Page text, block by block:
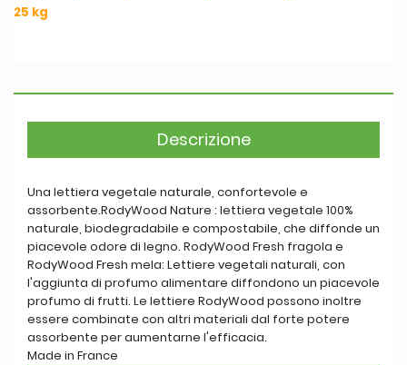
25 kg
Descrizione
Una lettiera vegetale naturale, confortevole e
assorbente.RodyWood Nature : lettiera vegetale 100%
naturale, biodegradabile e compostabile, che diffonde un
piacevole odore di legno. RodyWood Fresh fragola e
RodyWood Fresh mela: Lettiere vegetali naturali, con
l'aggiunta di profumo alimentare diffondono un piacevole
profumo di frutti. Le lettiere RodyWood possono inoltre
essere combinate con altri materiali dal forte potere
assorbente per aumentarne l'efficacia.
Made in France